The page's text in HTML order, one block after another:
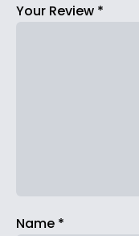
Your Review *
Name *